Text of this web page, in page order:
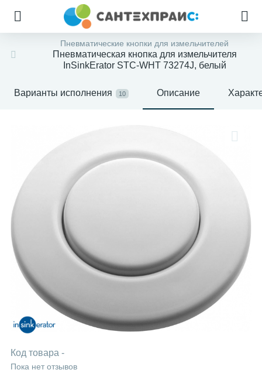
Пневматические кнопки для измельчителей
Пневматическая кнопка для измельчителя
InSinkErator STC-WHT 73274J, белый
Варианты исполнения 10 Описание
Код товара -
Пока нет отзывов